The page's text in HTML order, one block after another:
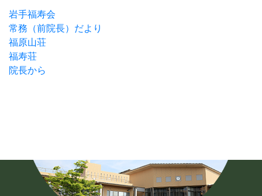
岩手福寿会
常務（前院長）だより
福原山荘
福寿荘
院長から